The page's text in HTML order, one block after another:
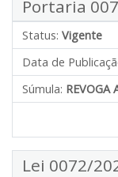
Portaria
Status: Vigente
Data de
Súmula: REVOGA
Lei 0072/